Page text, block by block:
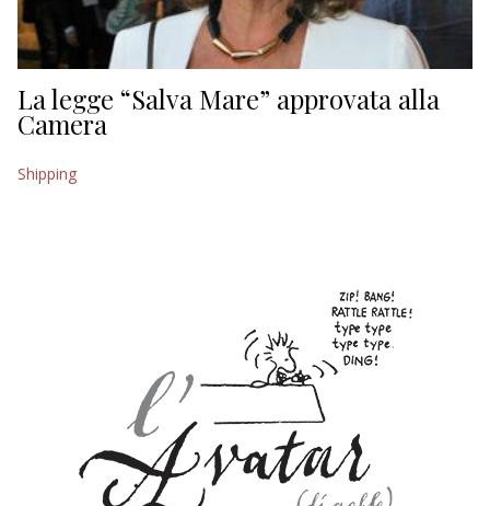
La legge “Salva Mare” approvata alla
Camera
Shipping